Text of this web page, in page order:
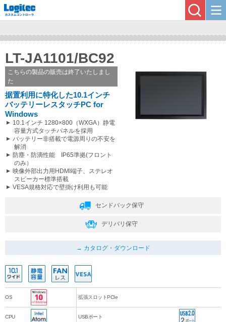
LT-JA1101/BC92
こちらの製品の販売は終了いたしまし
た
据置利用に特化した10.1インチ
バッテリーレスタッチPC for
Windows
10.1インチ 1280×800（WXGA）静電
容量方式タッチパネルを採用
バッテリー非搭載で電源周りの不安を
解消
防塵・防滴性能 IP65準拠(フロント
のみ）
映像外部出力用HDMI端子、ステレオ
スピーカー標準搭載
VESA規格対応で壁掛け利用も可能
センドバック保守
デリバリ保守
カタログ・ダウンロード
OS 拡張スロットPCIe
CPU USBポート